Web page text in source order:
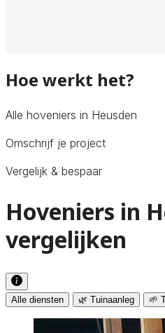
Hoe werkt het?
Alle hoveniers in Heusden
Omschrijf je project
Vergelijk & bespaar
Hoveniers in
vergelijken
Alle diensten 🌿 Tuinaanleg 🌱